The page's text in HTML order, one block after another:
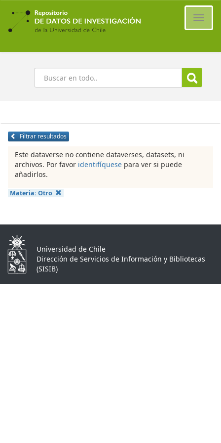
Ir
contenido
principal
Buscar
Filtrar resultados
Este dataverse no contiene dataverses, datasets, ni
archivos. Por favor identifíquese para ver si puede
añadirlos.
Materia: Otro
Universidad de Chile
Dirección de Servicios de Información y Bibliotecas
(SISIB)